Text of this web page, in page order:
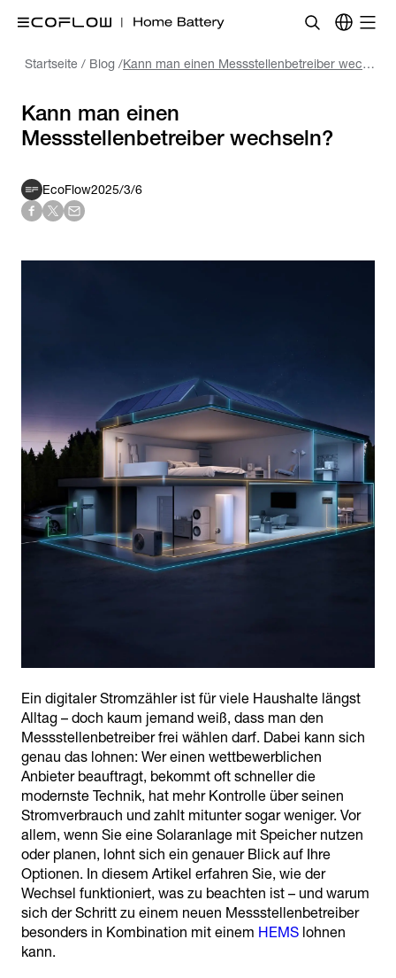
Startseite / Blog / Kann man einen Messstellenbetreiber wechseln?
Kann man einen
Messstellenbetreiber wechseln?
EcoFlow2025/3/6
Ein digitaler Stromzähler ist für viele Haushalte längst
Alltag – doch kaum jemand weiß, dass man den
Messstellenbetreiber frei wählen darf. Dabei kann sich
genau das lohnen: Wer einen wettbewerblichen
Anbieter beauftragt, bekommt oft schneller die
modernste Technik, hat mehr Kontrolle über seinen
Stromverbrauch und zahlt mitunter sogar weniger. Vor
allem, wenn Sie eine Solaranlage mit Speicher nutzen
oder planen, lohnt sich ein genauer Blick auf Ihre
Optionen. In diesem Artikel erfahren Sie, wie der
Wechsel funktioniert, was zu beachten ist – und warum
sich der Schritt zu einem neuen Messstellenbetreiber
besonders in Kombination mit einem HEMS lohnen
kann.